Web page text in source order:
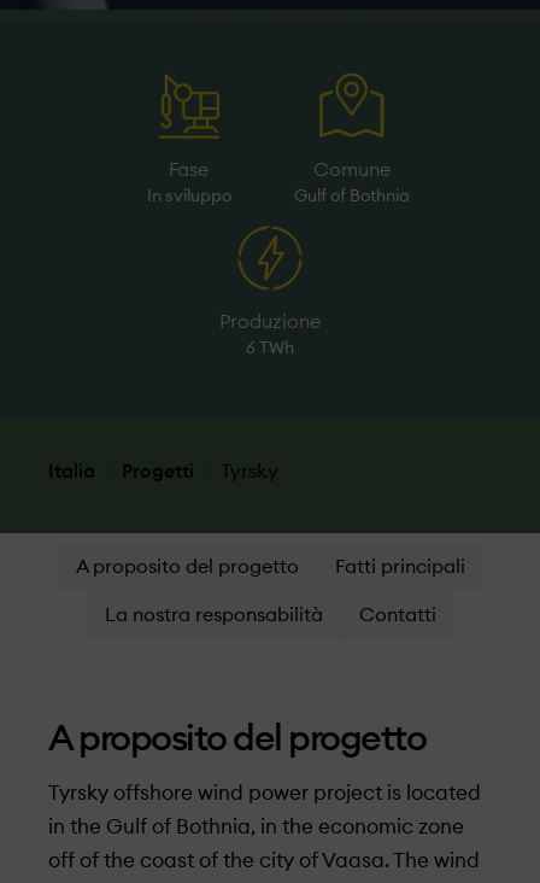
Fase
In sviluppo
Comune
Gulf of Bothnia
Produzione
6 TWh
Italia Progetti Tyrsky
A proposito del progetto Fatti principali
La nostra responsabilità Contatti
A proposito del progetto
Tyrsky offshore wind power project is located
in the Gulf of Bothnia, in the economic zone
off of the coast of the city of Vaasa. The wind